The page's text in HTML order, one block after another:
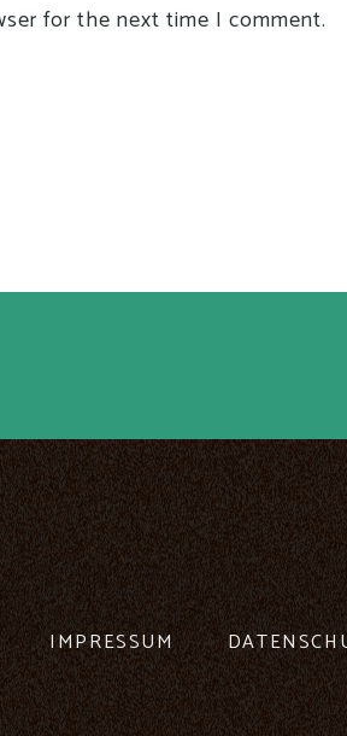
for the next time I comment.
IMPRESSUM